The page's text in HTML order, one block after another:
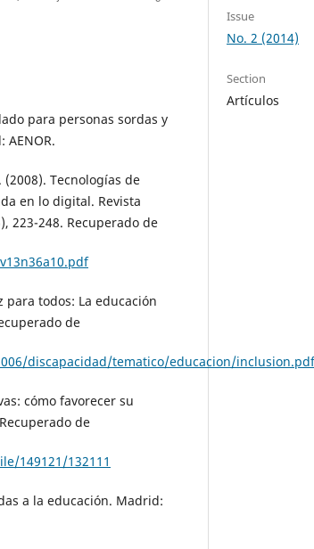
para personas sordas y
(2008). Tecnologías de
en lo digital. Revista
223-248. Recuperado de
para todos: La educación
de
discapacidad/tematico/educacion/inclusion.pdf
cómo favorecer su
de
149121/132111
a la educación. Madrid:
Issue
No. 2 (2014)
Section
Artículos